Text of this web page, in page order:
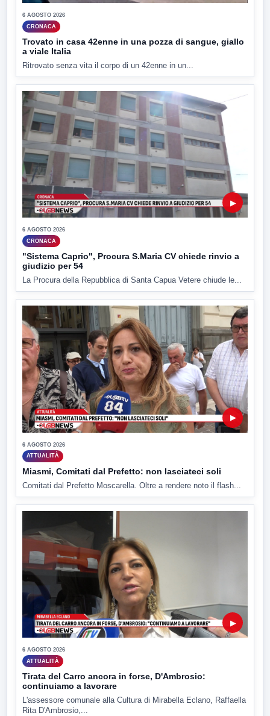
6 AGOSTO 2026
CRONACA
Trovato in casa 42enne in una pozza di sangue, giallo
a viale Italia
Ritrovato senza vita il corpo di un 42enne in un...
▶
6 AGOSTO 2026
CRONACA
"Sistema Caprio", Procura S.Maria CV chiede rinvio a
giudizio per 54
La Procura della Repubblica di Santa Capua Vetere chiude le...
▶
6 AGOSTO 2026
ATTUALITÀ
Miasmi, Comitati dal Prefetto: non lasciateci soli
Comitati dal Prefetto Moscarella. Oltre a rendere noto il flash...
▶
6 AGOSTO 2026
ATTUALITÀ
Tirata del Carro ancora in forse, D'Ambrosio:
continuiamo a lavorare
L'assessore comunale alla Cultura di Mirabella Eclano, Raffaella
Rita D'Ambrosio,...